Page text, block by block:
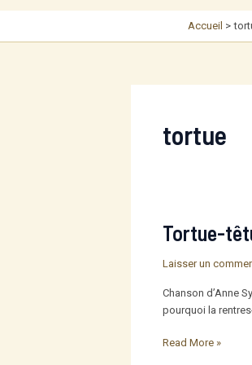
Accueil
tortue
Tortue-
Laisser un
Chanson d’Anne
pourquoi la
Tortue-
Read More »